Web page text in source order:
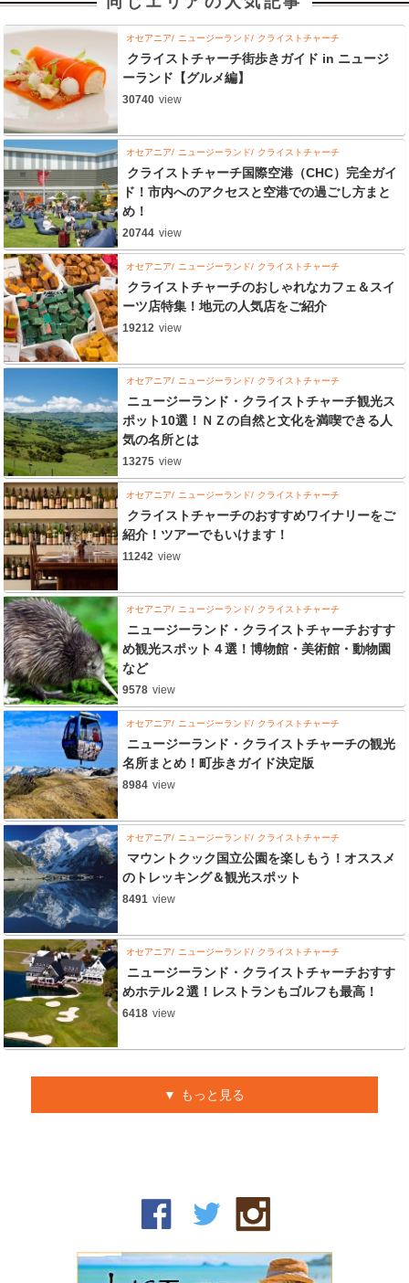
オセアニア ニュージーランド クライストチャーチ
クライストチャーチ街歩きガイド in ニュージ
ーランド【グルメ編】
30740 view
オセアニア ニュージーランド クライストチャーチ
クライストチャーチ国際空港（CHC）完全ガイ
ド！市内へのアクセスと空港での過ごし方まと
め！
20744 view
オセアニア ニュージーランド クライストチャーチ
クライストチャーチのおしゃれなカフェ＆スイ
ーツ店特集！地元の人気店をご紹介
19212 view
オセアニア ニュージーランド クライストチャーチ
ニュージーランド・クライストチャーチ観光ス
ポット10選！ＮＺの自然と文化を満喫できる人
気の名所とは
13275 view
オセアニア ニュージーランド クライストチャーチ
クライストチャーチのおすすめワイナリーをご
紹介！ツアーでもいけます！
11242 view
オセアニア ニュージーランド クライストチャーチ
ニュージーランド・クライストチャーチおすす
め観光スポット４選！博物館・美術館・動物園
など
9578 view
オセアニア ニュージーランド クライストチャーチ
ニュージーランド・クライストチャーチの観光
名所まとめ！町歩きガイド決定版
8984 view
オセアニア ニュージーランド クライストチャーチ
マウントクック国立公園を楽しもう！オススメ
のトレッキング＆観光スポット
8491 view
オセアニア ニュージーランド クライストチャーチ
ニュージーランド・クライストチャーチおすす
めホテル２選！レストランもゴルフも最高！
6418 view
もっと見る